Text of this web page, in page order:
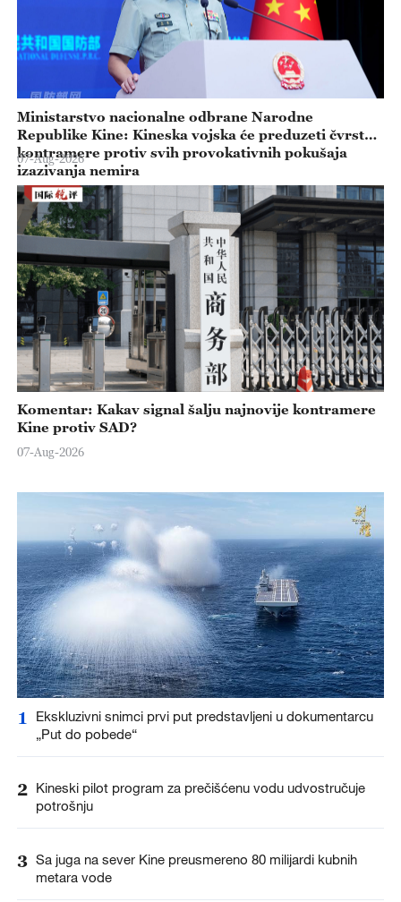
Ministarstvo nacionalne odbrane Narodne
Republike Kine: Kineska vojska će preduzeti čvrste
kontramere protiv svih provokativnih pokušaja
izazivanja nemira
07-Aug-2026
Komentar: Kakav signal šalju najnovije kontramere
Kine protiv SAD?
07-Aug-2026
1
Ekskluzivni snimci prvi put predstavljeni u dokumentarcu
„Put do pobede“
2 Kineski pilot program za prečišćenu vodu udvostručuje
potrošnju
3 Sa juga na sever Kine preusmereno 80 milijardi kubnih
metara vode